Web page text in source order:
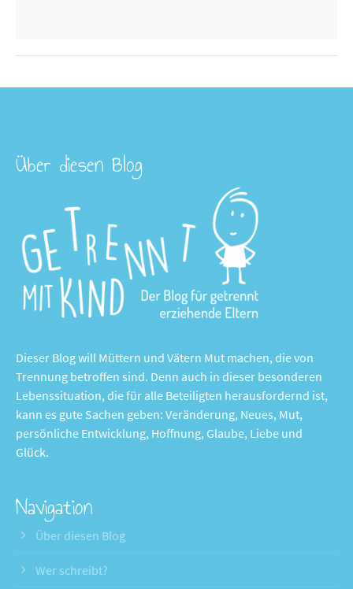
Über diesen Blog
Dieser Blog will Müttern und Vätern Mut machen, die von
Trennung betroffen sind. Denn auch in dieser besonderen
Lebenssituation, die für alle Beteiligten herausfordernd ist,
kann es gute Sachen geben: Veränderung, Neues, Mut,
persönliche Entwicklung, Hoffnung, Glaube, Liebe und
Glück.
Navigation
Über diesen Blog
Wer schreibt?